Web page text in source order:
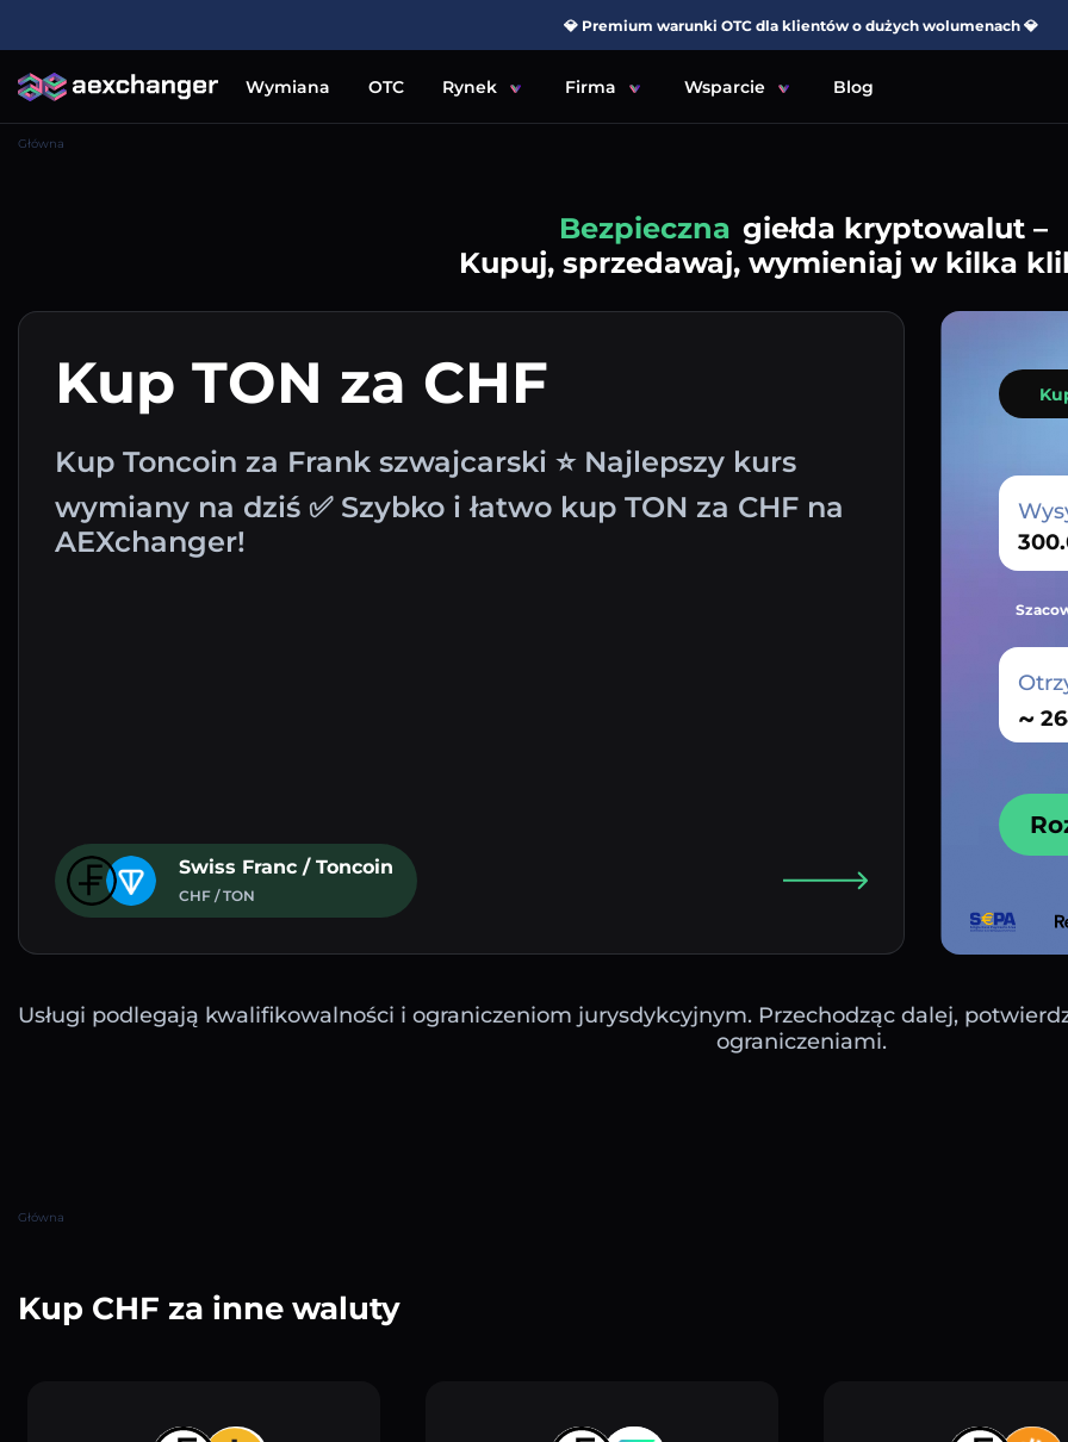
💎 Premium warunki OTC dla klientów o dużych wolumenach 💎
Wymiana OTC Rynek Firma Wsparcie Blog
Główna
Prosta
giełda kryptowalut –
Kupuj, sprzedawaj, wymieniaj w kilka
Kup TON za CHF
Kup Toncoin za Frank szwajcarski ⭐ Najlepszy kurs
wymiany na dziś ✅ Szybko i łatwo kup TON za CHF na
AEXchanger!
Swiss Franc / Toncoin
CHF / TON
~
Usługi podlegają kwalifikowalności i ograniczeniom jurysdykcyjnym. Przechodząc dalej,
ograniczeniami.
Główna
Kup CHF za inne waluty